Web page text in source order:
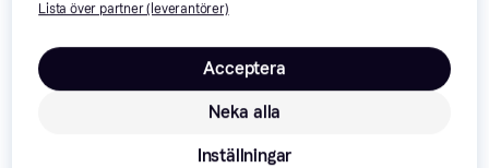
Lista över partner (leverantörer)
Neka alla
Acceptera
Inställningar